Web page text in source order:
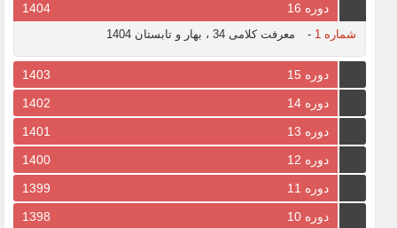
دوره 16 1404
شماره 1 - معرفت کلامی 34 ، بهار و تابستان 1404
دوره 15
1403
دوره 14
1402
دوره 13
1401
دوره 12
1400
دوره 11
1399
دوره 10
1398